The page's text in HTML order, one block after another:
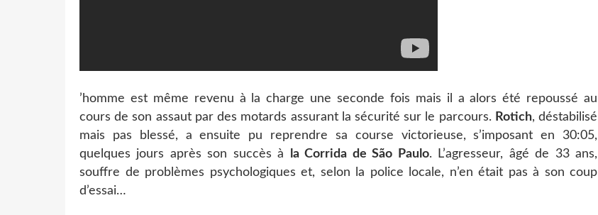
’homme est même revenu à la charge une seconde fois mais il a alors été repoussé au
cours de son assaut par des motards assurant la sécurité sur le parcours. Rotich, déstabilisé
mais pas blessé, a ensuite pu reprendre sa course victorieuse, s’imposant en 30:05,
quelques jours après son succès à
la Corrida de São Paulo. L’agresseur, âgé de 33 ans,
souffre de problèmes psychologiques et, selon la police locale, n’en était pas à son coup
d’essai…